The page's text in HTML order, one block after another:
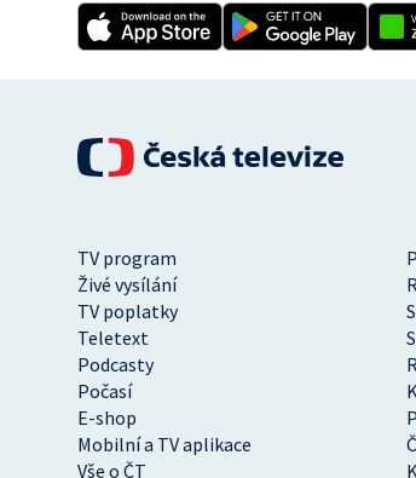
TV program
Živé vysílání
TV poplatky
Teletext
Podcasty
Počasí
E-shop
Mobilní a TV aplikace
Vše o ČT